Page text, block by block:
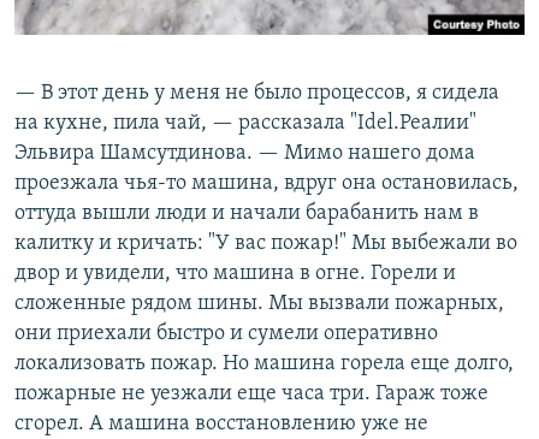
— В этот день у меня не было процессов, я сидела
на кухне, пила чай, — рассказала "Idel.Реалии"
Эльвира Шамсутдинова. — Мимо нашего дома
проезжала чья-то машина, вдруг она остановилась,
оттуда вышли люди и начали барабанить нам в
калитку и кричать: "У вас пожар!" Мы выбежали во
двор и увидели, что машина в огне. Горели и
сложенные рядом шины. Мы вызвали пожарных,
они приехали быстро и сумели оперативно
локализовать пожар. Но машина горела еще долго,
пожарные не уезжали еще часа три. Гараж тоже
сгорел. А машина восстановлению уже не